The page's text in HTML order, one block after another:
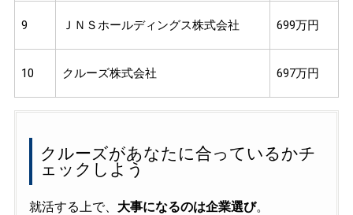
9 ＪＮＳホールディングス株式会社 699万円
10 クルーズ株式会社 697万円
クルーズがあなたに合っているかチ
ェックしよう
就活する上で、 大事になるのは企業選び。